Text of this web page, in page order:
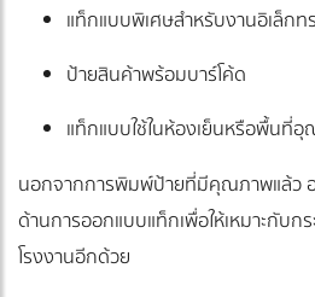
แท็กแบบพิเศษสำหรับงานอิเล็ก
ป้ายสินค้าพร้อมบาร์โค้ด
แท็กแบบใช้ในห้องเย็นหรือพื้นที่
นอกจากการพิมพ์ป้ายที่มีคุณภาพแล้ว
ด้านการออกแบบแท็กเพื่อให้เหมาะกับก
โรงงานอีกด้วย